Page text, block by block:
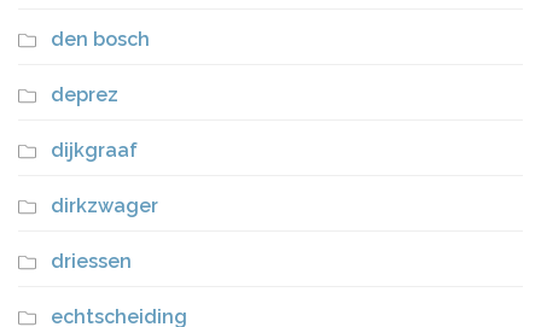
den bosch
deprez
dijkgraaf
dirkzwager
driessen
echtscheiding